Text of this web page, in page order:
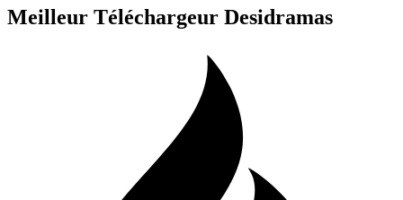
Meilleur Téléchargeur Desidramas